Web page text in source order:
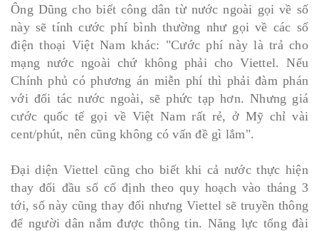
Ông Dũng cho biết công dân từ nước ngoài gọi về số
này sẽ tính cước phí bình thường như gọi về các số
điện thoại Việt Nam khác: "Cước phí này là trả cho
mạng nước ngoài chứ không phải cho Viettel. Nếu
Chính phủ có phương án miễn phí thì phải đàm phán
với đối tác nước ngoài, sẽ phức tạp hơn. Nhưng giá
cước quốc tế gọi về Việt Nam rất rẻ, ở Mỹ chỉ vài
cent/phút, nên cũng không có vấn đề gì lắm".
Đại diện Viettel cũng cho biết khi cả nước thực hiện
thay đổi đầu số cố định theo quy hoạch vào tháng 3
tới, số này cũng thay đổi nhưng Viettel sẽ truyền thông
để người dân nắm được thông tin. Năng lực tổng đài